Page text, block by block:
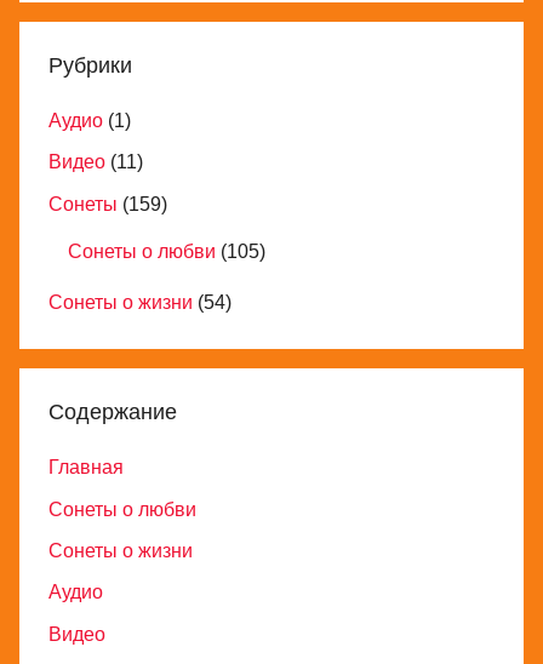
Рубрики
Аудио (1)
Видео (11)
Сонеты (159)
Сонеты о любви (105)
Сонеты о жизни (54)
Содержание
Главная
Сонеты о любви
Сонеты о жизни
Аудио
Видео